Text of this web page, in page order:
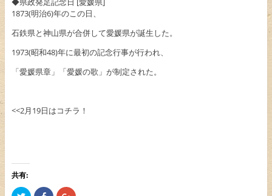
1873(明治6)年のこの日、
石鉄県と神山県が合併して愛媛県が誕生した。
1973(昭和48)年に最初の記念行事が行われ、
「愛媛県章」「愛媛の歌」が制定された。
<<2月19日はコチラ！
共有: